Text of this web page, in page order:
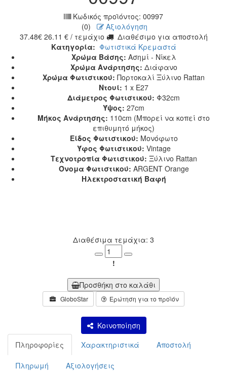
Κωδικός προϊόντος: 00997
(0)
Αξιολόγηση
37.48€ 26.11 € / τεμάχιο
Διαθέσιμο για αποστολή
Κατηγορία: Φωτιστικά Κρεμαστά
Χρώμα Βάσης: Ασημί - Νίκελ
Χρώμα Ανάρτησης: Διάφανο
Χρώμα Φωτιστικού: Πορτοκαλί Ξύλινο Rattan
Ντουί: 1 x E27
Διάμετρος Φωτιστικού: Φ32cm
Ύψος: 27cm
Μήκος Ανάρτησης: 110cm (Μπορεί να κοπεί στο
επιθυμητό μήκος)
Είδος Φωτιστικού: Μονόφωτο
Ύφος Φωτιστικού: Vintage
Τεχνοτροπία Φωτιστικού: Ξύλινο Rattan
Όνομα Φωτιστικού: ARGENT Orange
Ηλεκτροστατική Βαφή
Διαθέσιμα τεμάχια: 3
Minus
Plus
!
Προσθήκη στο καλάθι
GloboStar Ερώτηση για το προϊόν
Κοινοποίηση
Πληροφορίες
Χαρακτηριστικά Αποστολή
Πληρωμή
Αξιολογήσεις